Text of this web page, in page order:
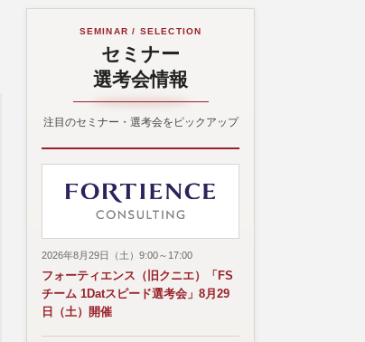
SEMINAR / SELECTION
セミナー
選考会情報
注目のセミナー・選考会をピックアップ
2026年8月29日（土）9:00～17:00
フォーティエンス（旧クニエ）「FS
チーム 1Datスピード選考会」8月29
日（土）開催